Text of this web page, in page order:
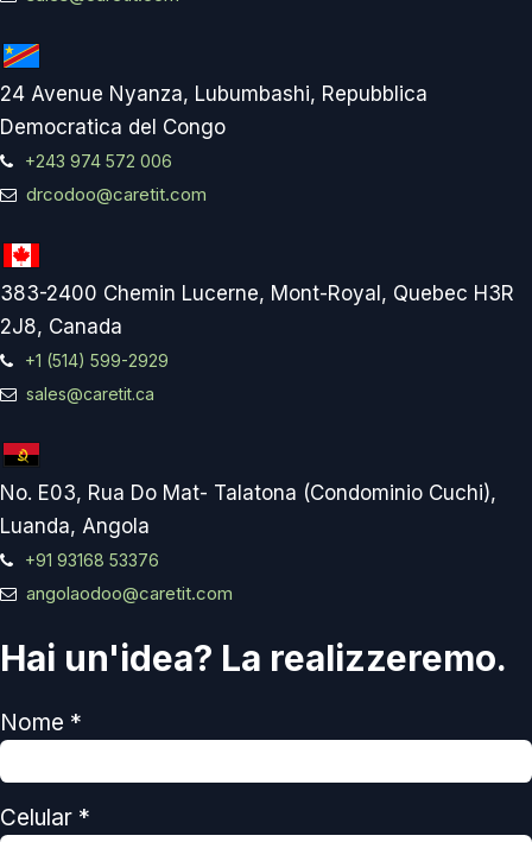
24 Avenue Nyanza, Lubumbashi, Repubblica
Democratica del Congo
+243 974 572 006
drcodoo@caretit.com
Hai un'idea? La realizzeremo.
Nome *
Celular *
383-2400 Chemin Lucerne, Mont-Royal, Quebec H3R
2J8, Canada
+1 (514) 599-2929
sales@caretit.ca
No. E03, Rua Do Mat- Talatona (Condominio Cuchi),
Luanda, Angola
+91 93168 53376
angolaodoo@caretit.com